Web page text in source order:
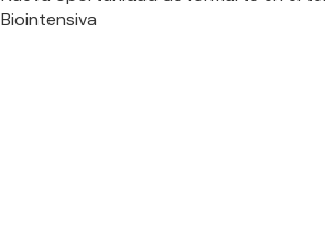
Biointensiva